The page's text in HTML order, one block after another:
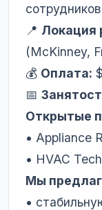
📍 Локация
(McKinney,
💰 Оплата:
📅
Открытые
• Appliance
• HVAC
Мы
•